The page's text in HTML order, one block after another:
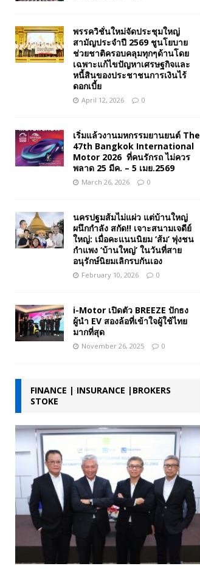
พรรควิชั่นใหม่จัดประชุมใหญ่
สามัญประจำปี 2569 ชูนโยบาย
ช่วยชาติครอบคลุมทุกๆด้านโดย
เฉพาะแก้ไขปัญหาเศรษฐกิจและ
หนี้สินของประชาชนการเงินไร้
ดอกเบี้ย
April 12, 2026 0
เริ่มแล้วงานมหกรรมยานยนต์ The
47th Bangkok International
Motor 2026 ที่คนรักรถ ไม่ควร
พลาด 25 มีค. – 5 เมย.2569
March 26, 2026 0
นครปฐมส้มไม่แผ่ว แต่บ้านใหญ่
ผนึกกำลัง สกัด!! เจาะสนามเจดีย์
ใหญ่: เมื่อคะแนนนิยม ‘ส้ม’ พุ่งชน
กำแพง ‘บ้านใหญ่’ ในวันที่สาย
อนุรักษ์นิยมเลิกรบกันเอง
February 10, 2026 0
i-Motor เปิดตัว BREEZE ปักธง
ผู้นำ EV สองล้อที่เข้าใจผู้ใช้ไทย
มากที่สุด
November 26, 2025 0
FINANCE | INSURANCE |BROKERS
STOKE